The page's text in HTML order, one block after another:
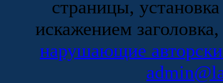
страницы,
искажением
нарушающие